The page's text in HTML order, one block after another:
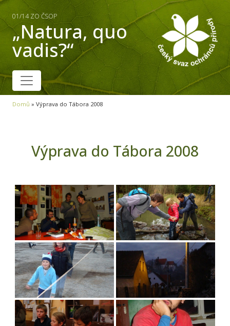
01/14 ZO ČSOP
„Natura, quo
vadis?“
Domů » Výprava do Tábora 2008
Výprava do Tábora 2008